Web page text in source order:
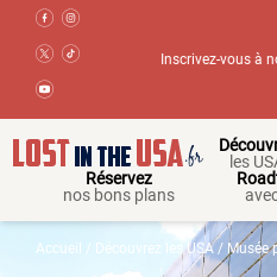
Inscrivez-vous à
les
Réservez
nos bons plans
Accueil / Découvrez les USA / Musée